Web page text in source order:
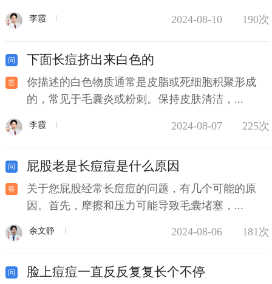
李霞 2024-08-10 190次
下面长痘挤出来白色的
你描述的白色物质通常是皮脂或死细胞积聚形成
的，常见于毛囊炎或粉刺。保持皮肤清洁，...
李霞 2024-08-07 225次
屁股老是长痘痘是什么原因
关于您屁股经常长痘痘的问题，有几个可能的原
因。首先，摩擦和压力可能导致毛囊堵塞，...
余文静 2024-08-06 181次
脸上痘痘一直反反复复长个不停